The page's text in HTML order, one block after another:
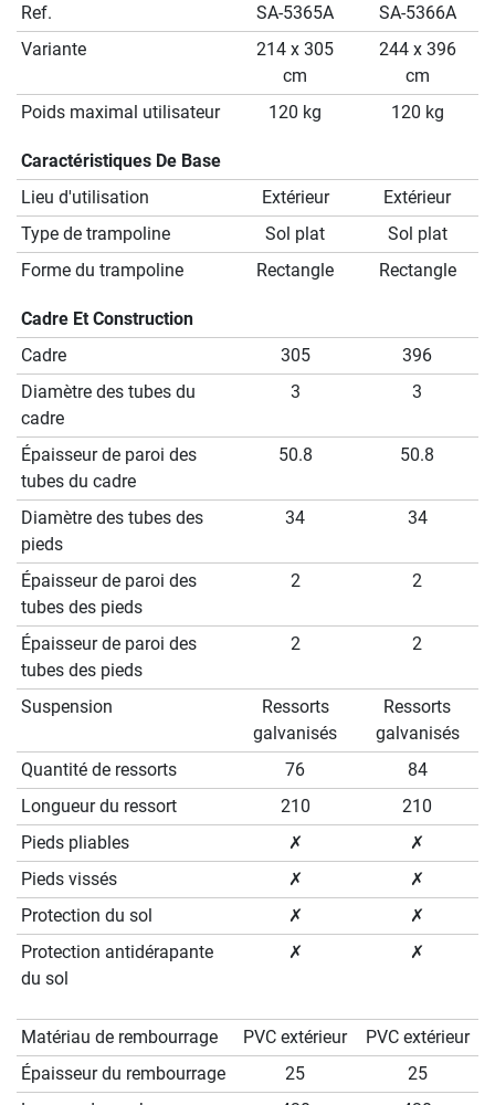
Ref.
SA-5365A
SA-5366A
Variante
214 x 305
cm
244 x 396
cm
Poids maximal utilisateur
120 kg 120 kg
Caractéristiques De Base
Lieu d'utilisation
Extérieur
Extérieur
Type de trampoline
Sol plat
Sol plat
Forme du trampoline
Rectangle Rectangle
Cadre Et Construction
Cadre
305
396
Diamètre des tubes du
cadre
3 3
Épaisseur de paroi des
tubes du cadre
50.8 50.8
Diamètre des tubes des
pieds
34 34
Épaisseur de paroi des
tubes des pieds
2 2
Épaisseur de paroi des
tubes des pieds
2 2
Suspension
Ressorts
galvanisés
Ressorts
galvanisés
Quantité de ressorts
76
84
Longueur du ressort
210
210
Pieds pliables
✗
✗
Pieds vissés
✗
✗
Protection du sol
✗
✗
Protection antidérapante
du sol
✗ ✗
Matériau de rembourrage PVC extérieur
PVC extérieur
Épaisseur du rembourrage
25
25